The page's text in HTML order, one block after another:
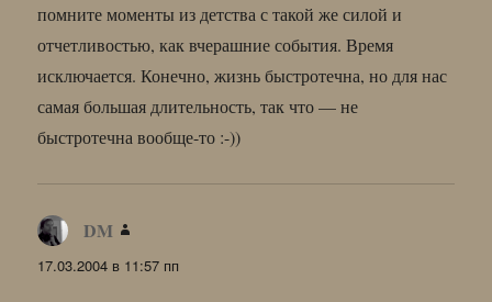
помните моменты из детства с такой же силой и
отчетливостью, как вчерашние события. Время
исключается. Конечно, жизнь быстротечна, но для нас
самая большая длительность, так что — не
быстротечна вообще-то :-))
DM
17.03.2004 в 11:57 пп